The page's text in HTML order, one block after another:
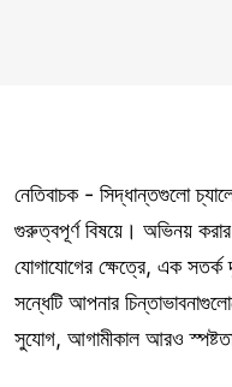
নেতিবাচক - সিদ্ধান্তগুলো
গুরুত্বপূর্ণ বিষয়ে। অভিনয়
যোগাযোগের ক্ষেত্রে, এক সতর্ক
সন্ধেটি আপনার
সুযোগ, আগামীকাল আরও